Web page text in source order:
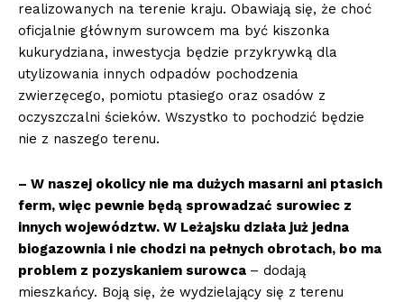
realizowanych na terenie kraju. Obawiają się, że choć
oficjalnie głównym surowcem ma być kiszonka
kukurydziana, inwestycja będzie przykrywką dla
utylizowania innych odpadów pochodzenia
zwierzęcego, pomiotu ptasiego oraz osadów z
oczyszczalni ścieków. Wszystko to pochodzić będzie
nie z naszego terenu.
– W naszej okolicy nie ma dużych masarni ani ptasich
ferm, więc pewnie będą sprowadzać surowiec z
innych województw. W Leżajsku działa już jedna
biogazownia i nie chodzi na pełnych obrotach, bo ma
problem z pozyskaniem surowca – dodają
mieszkańcy. Boją się, że wydzielający się z terenu